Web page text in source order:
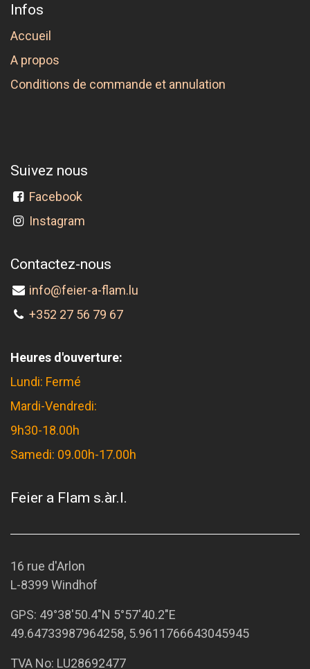
Infos
Accueil
A propos
Conditions de commande et annulation
Suivez nous
Facebook
Instagram
Contactez-nous
info@feier-a-flam.lu
+352 27 56 79 67
Heures d'ouverture:
Lundi: Fermé
Mardi-Vendredi:
9h30-18.00h
Samedi: 09.00h-17.00h
Feier a Flam s.àr.l.
16 rue d'Arlon
L-8399 Windhof
GPS: 49°38'50.4"N 5°57'40.2"E
49.64733987964258, 5.9611766643045945
TVA No: LU28692477